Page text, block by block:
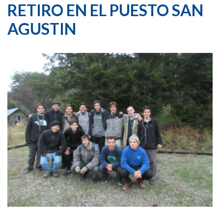
RETIRO EN EL PUESTO SAN
AGUSTIN